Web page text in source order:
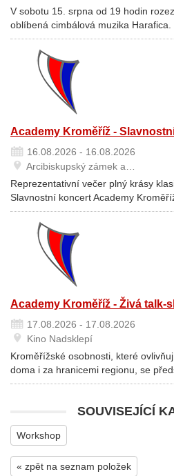
V sobotu 15. srpna od 19 hodin
oblíbená cimbálová muzika Harafica.
Academy Kroměříž -
16.08.2026 - 16.08.2026
Arcibiskupský zámek a…
Reprezentativní večer plný krásy
Slavnostní koncert Academy
Academy Kroměříž - Živá talk-
17.08.2026 - 17.08.2026
Kino Nadsklepí
Kroměřížské osobnosti, které
doma i za hranicemi regionu, se
SOUVISEJÍCÍ
Workshop
« zpět na seznam položek